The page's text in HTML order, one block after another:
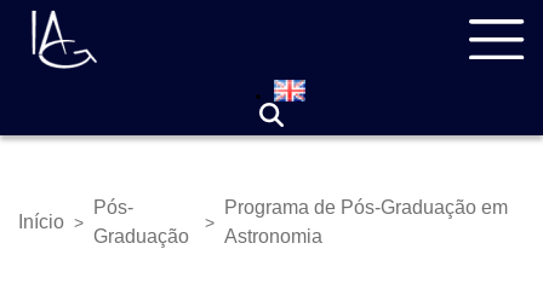
Pular
para
Trilha
Início >
Pós-
Graduação
>
Programa de Pós-Graduação em
Astronomia